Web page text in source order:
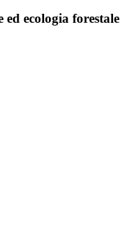
ecologia forestale